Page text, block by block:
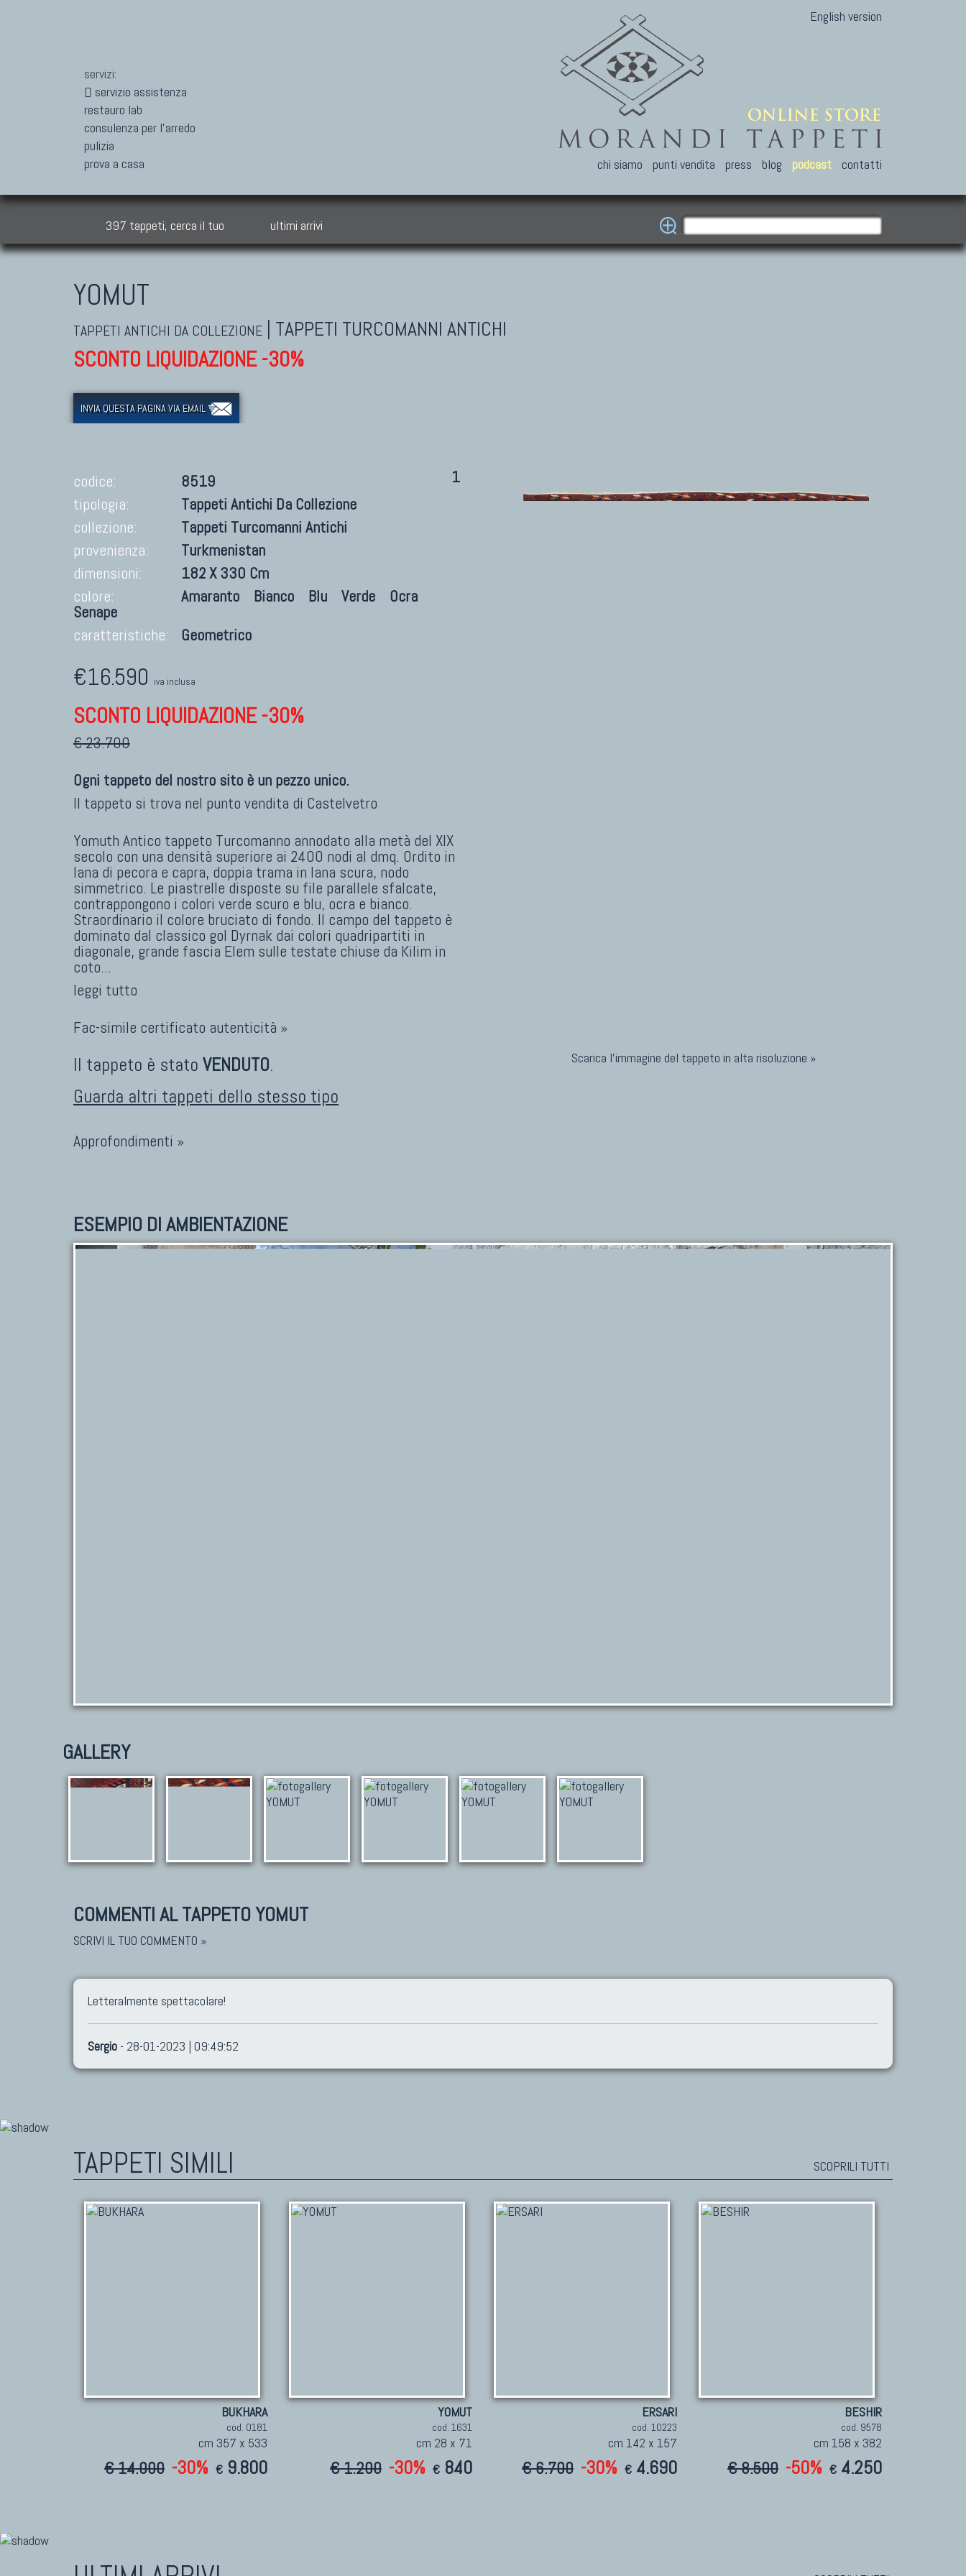
servizi:
servizio assistenza
restauro lab
consulenza per l'arredo
pulizia
prova a casa
English version
chi siamo punti vendita press blog podcast contatti
397 tappeti, cerca il tuo ultimi arrivi
YOMUT
TAPPETI ANTICHI DA COLLEZIONE TAPPETI TURCOMANNI ANTICHI
SCONTO LIQUIDAZIONE -30%
INVIA QUESTA PAGINA VIA EMAIL
Scarica l'immagine del tappeto in alta risoluzione »
1
codice:
8519
tipologia:
Tappeti Antichi Da Collezione
collezione:
Tappeti Turcomanni Antichi
provenienza:
Turkmenistan
dimensioni:
182 X 330 Cm
colore:
Amaranto Bianco Blu Verde
Ocra
Senape
caratteristiche:
Geometrico
€16.590 iva inclusa
SCONTO LIQUIDAZIONE -30%
€ 23.700
Ogni tappeto del nostro sito è un pezzo unico.
Il tappeto si trova nel punto vendita di Castelvetro
Yomuth Antico tappeto Turcomanno annodato alla metà del XIX
secolo con una densità superiore ai 2400 nodi al dmq. Ordito in
lana di pecora e capra, doppia trama in lana scura, nodo
simmetrico. Le piastrelle disposte su file parallele sfalcate,
contrappongono i colori verde scuro e blu, ocra e bianco.
Straordinario il colore bruciato di fondo. Il campo del tappeto è
dominato dal classico gol Dyrnak dai colori quadripartiti in
diagonale, grande fascia Elem sulle testate chiuse da Kilim in
coto...
leggi tutto
Fac-simile certificato autenticità »
Il tappeto è stato VENDUTO.
Guarda altri tappeti dello stesso tipo
Approfondimenti »
ESEMPIO DI AMBIENTAZIONE
GALLERY
COMMENTI AL TAPPETO YOMUT
SCRIVI IL TUO COMMENTO »
Letteralmente spettacolare!
Sergio - 28-01-2023 | 09:49:52
TAPPETI SIMILI SCOPRILI TUTTI
BUKHARA
cod. 0181
cm 357 x 533
€ 14.000 -30% € 9.800
YOMUT
cod. 1631
cm 28 x 71
€ 1.200 -30% € 840
ERSARI
cod. 10223
cm 142 x 157
€ 6.700 -30% € 4.690
BESHIR
cod. 9578
cm 158 x 382
€ 8.500 -50% € 4.250